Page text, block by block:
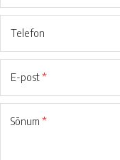
Telefon
E-post*
Sõnum *